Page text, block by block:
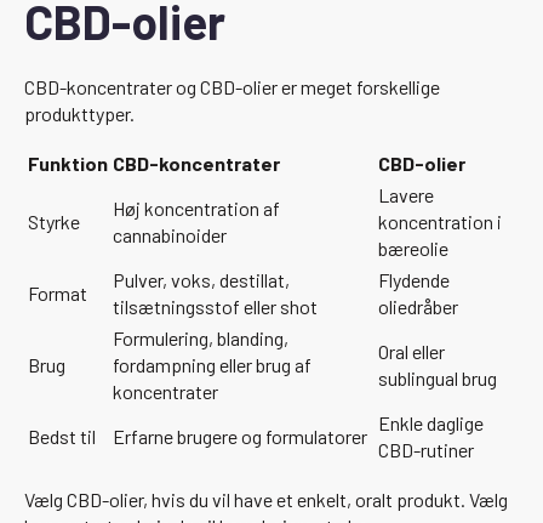
CBD-olier
CBD-koncentrater og CBD-olier er meget forskellige
produkttyper.
Funktion CBD-koncentrater CBD-olier
Styrke
Høj koncentration af
cannabinoider
Lavere
koncentration i
bæreolie
Format
Pulver, voks, destillat,
tilsætningsstof eller shot
Flydende
oliedråber
Brug
Formulering, blanding,
fordampning eller brug af
koncentrater
Oral eller
sublingual brug
Bedst til Erfarne brugere og formulatorer
Enkle daglige
CBD-rutiner
Vælg CBD-olier, hvis du vil have et enkelt, oralt produkt. Vælg